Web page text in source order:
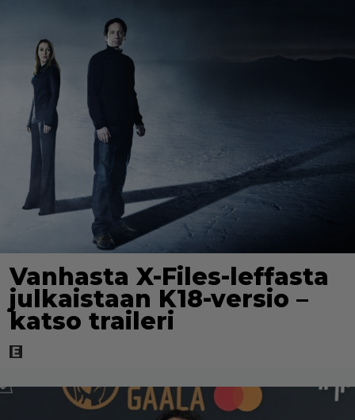
Vanhasta X-Files-leffasta
julkaistaan K18-versio –
katso traileri